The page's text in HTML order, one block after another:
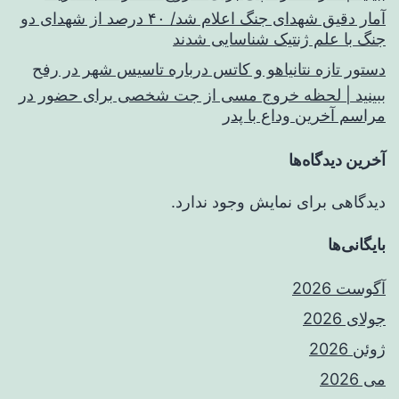
آمار دقیق شهدای جنگ اعلام شد/ ۴۰ درصد از شهدای دو
جنگ با علم ژنتیک شناسایی شدند
دستور تازه نتانیاهو و کاتس درباره تاسیس شهر در رفح
ببینید | لحظه خروج مسی از جت شخصی برای حضور در
مراسم آخرین وداع با پدر
آخرین دیدگاه‌ها
دیدگاهی برای نمایش وجود ندارد.
بایگانی‌ها
آگوست 2026
جولای 2026
ژوئن 2026
می 2026